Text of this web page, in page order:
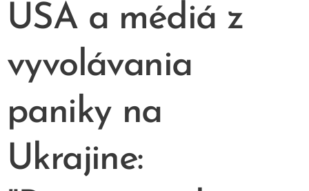
USA a médiá z
vyvolávania
paniky na
Ukrajine: